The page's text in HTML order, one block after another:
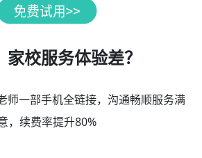
家校服务体验差？
师一部手机全链接，沟通畅顺服务满
，续费率提升80%